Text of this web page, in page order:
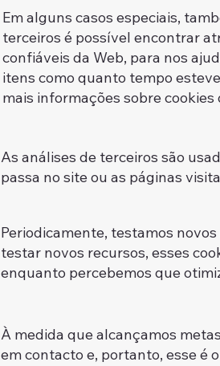
Em alguns casos especiais,
terceiros é possível encontrar
confiáveis da Web, para nos
itens como quanto tempo
mais informações
As análises de terceiros são
passa no site ou as
Periodicamente, testamos
testar novos recursos, esses
enquanto percebemos que
À medida que alcançamos
em contacto e, portanto, esse é